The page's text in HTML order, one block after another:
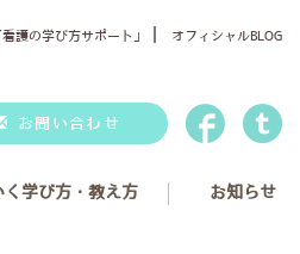
護の学び方サポート」 オフィシャルBLOG
お問い合わせ
学び方・教え方 お知らせ